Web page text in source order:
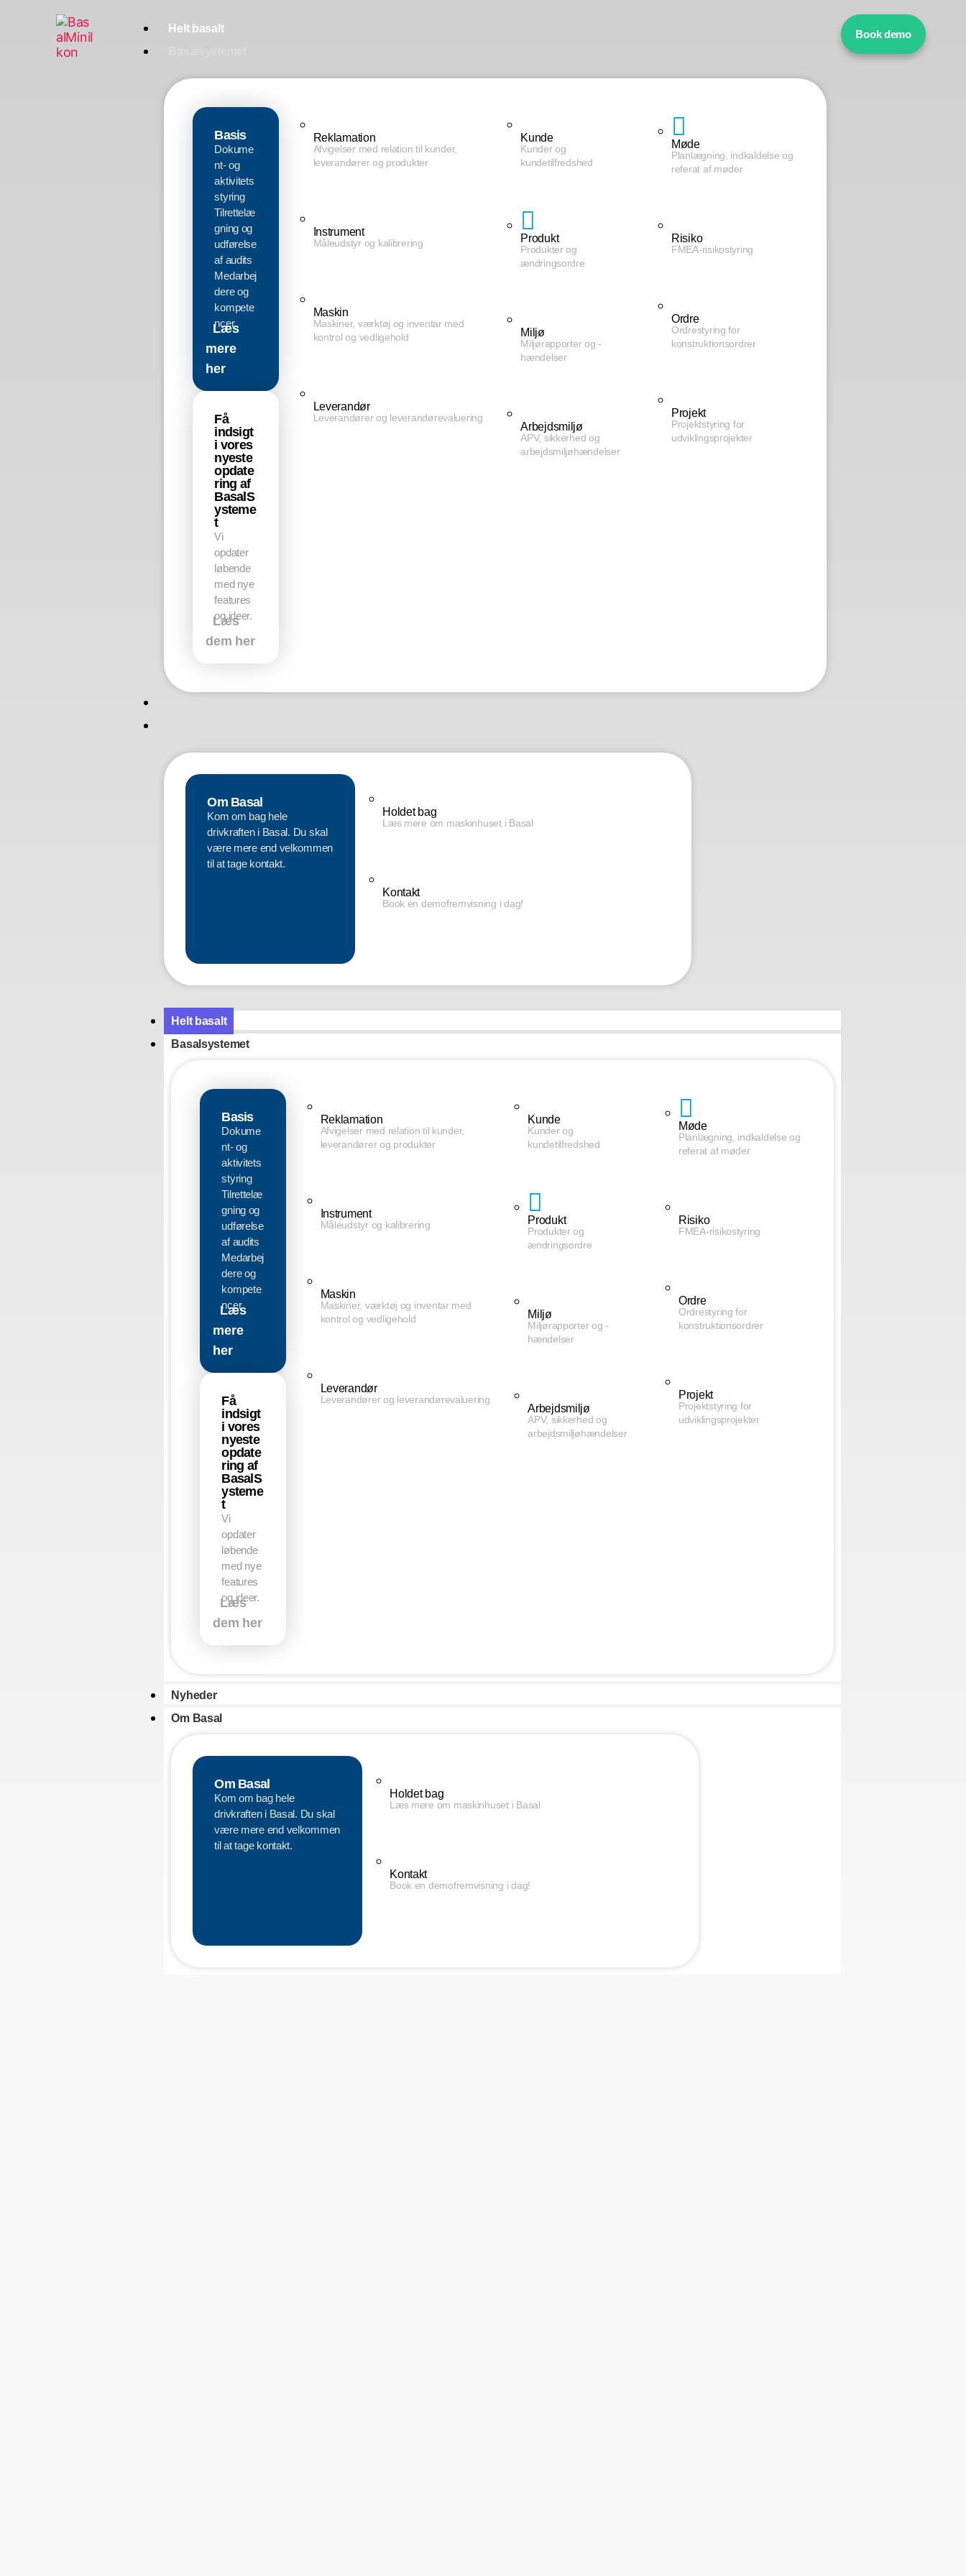
Helt basalt
Basis
Dokume
nt- og
aktivitets
styring
Tilrettelæ
gning og
udførelse
af audits
Medarbej
dere og
kompete
ncer
Læs
mere
her
Få
indsigt
i vores
nyeste
opdate
ring af
BasalS
ysteme
t
Vi
opdater
løbende
med nye
features
og ideer.
Læs
dem her
Reklamation
Afvigelser med relation til kunder,
leverandører og produkter
Instrument
Måleudstyr og kalibrering
Maskin
Maskiner, værktøj og inventar med
kontrol og vedligehold
Leverandør
Leverandører og leverandørevaluering
Kunde
Kunder og
kundetilfredshed
Produkt
Produkter og
ændringsordre
Miljø
Miljørapporter og -
hændelser
Arbejdsmiljø
APV, sikkerhed og
arbejdsmiljøhændelser
Møde
Planlægning, indkaldelse og
referat af møder
Risiko
FMEA-risikostyring
Ordre
Ordrestyring for
konstruktionsordrer
Projekt
Projektstyring for
udviklingsprojekter
Om Basal
Kom om bag hele
drivkraften i Basal. Du skal
være mere end velkommen
til at tage kontakt.
Holdet bag
Læs mere om maskinhuset i Basal
Kontakt
Book en demofremvisning i dag!
Helt basalt
Basalsystemet
Basis
Dokume
nt- og
aktivitets
styring
Tilrettelæ
gning og
udførelse
af audits
Medarbej
dere og
kompete
ncer
Læs
mere
her
Få
indsigt
i vores
nyeste
opdate
ring af
BasalS
ysteme
t
Vi
opdater
løbende
med nye
features
og ideer.
Læs
dem her
Reklamation
Afvigelser med relation til kunder,
leverandører og produkter
Instrument
Måleudstyr og kalibrering
Maskin
Maskiner, værktøj og inventar med
kontrol og vedligehold
Leverandør
Leverandører og leverandørevaluering
Kunde
Kunder og
kundetilfredshed
Produkt
Produkter og
ændringsordre
Miljø
Miljørapporter og -
hændelser
Arbejdsmiljø
APV, sikkerhed og
arbejdsmiljøhændelser
Møde
Planlægning, indkaldelse og
referat af møder
Risiko
FMEA-risikostyring
Ordre
Ordrestyring for
konstruktionsordrer
Projekt
Projektstyring for
udviklingsprojekter
Nyheder
Om Basal
Om Basal
Kom om bag hele
drivkraften i Basal. Du skal
være mere end velkommen
til at tage kontakt.
Holdet bag
Læs mere om maskinhuset i Basal
Kontakt
Book en demofremvisning i dag!
Book demo